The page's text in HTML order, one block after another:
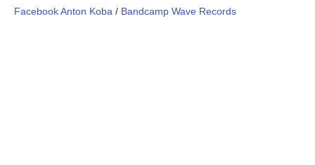
Facebook Anton Koba / Bandcamp Wave Records